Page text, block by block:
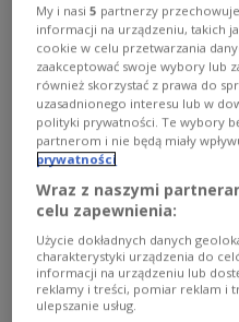
Alcaraz królem
Karierowego Szlema
My i nasi5 partnerzy
informacji na urządzeniu, takich
cookie w celu przetwarzania
zaakceptować swoje wybory lub
również skorzystać z prawa do
uzasadnionego interesu lub w
polityki prywatności. Te wybory
partnerom i nie będą miały
prywatności
Wraz z naszymi
celu zapewnienia:
Użycie dokładnych danych
charakterystyki urządzenia do
informacji na urządzeniu lub
reklamy i treści, pomiar reklam i
ulepszanie usług.